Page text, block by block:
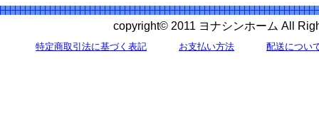
copyright© 2011 ヨナシンホーム All
特定商取引法に基づく表記 お支払い方法 配送につい